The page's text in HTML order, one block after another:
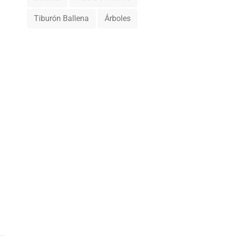
Tiburón Ballena Árboles